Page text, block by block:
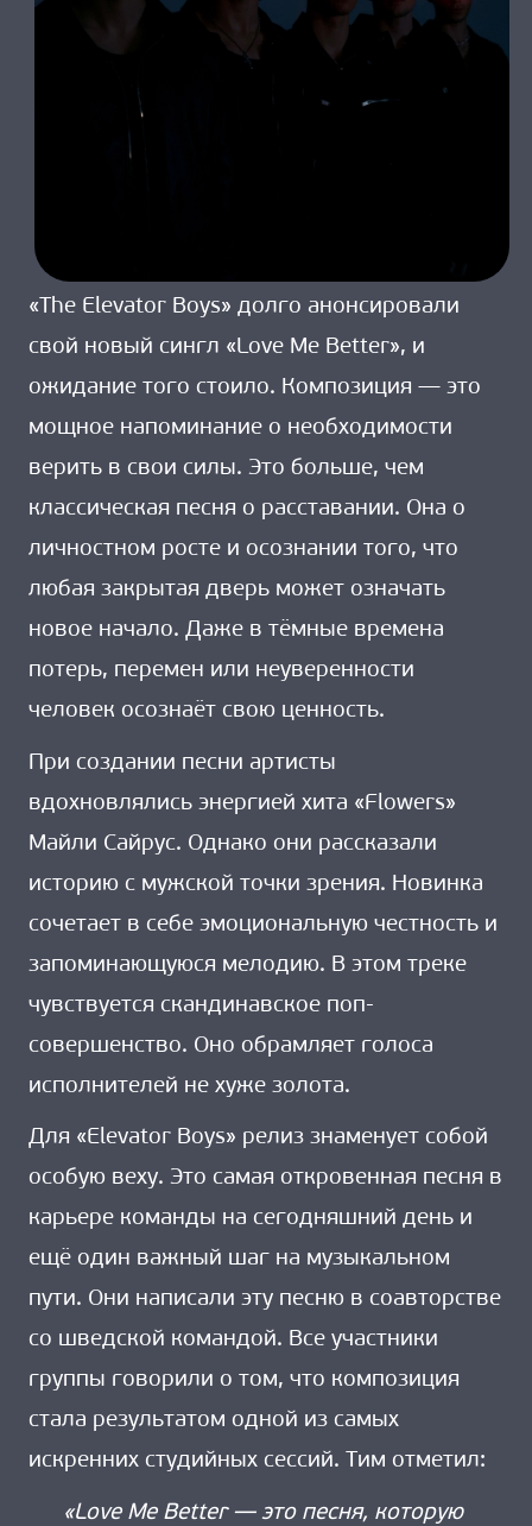
«The Elevator Boys» долго анонсировали
свой новый сингл «Love Me Better», и
ожидание того стоило. Композиция — это
мощное напоминание о необходимости
верить в свои силы. Это больше, чем
классическая песня о расставании. Она о
личностном росте и осознании того, что
любая закрытая дверь может означать
новое начало. Даже в тёмные времена
потерь, перемен или неуверенности
человек осознаёт свою ценность.
При создании песни артисты
вдохновлялись энергией хита «Flowers»
Майли Сайрус. Однако они рассказали
историю с мужской точки зрения. Новинка
сочетает в себе эмоциональную честность и
запоминающуюся мелодию. В этом треке
чувствуется скандинавское поп-
совершенство. Оно обрамляет голоса
исполнителей не хуже золота.
Для «Elevator Boys» релиз знаменует собой
особую веху. Это самая откровенная песня в
карьере команды на сегодняшний день и
ещё один важный шаг на музыкальном
пути. Они написали эту песню в соавторстве
со шведской командой. Все участники
группы говорили о том, что композиция
стала результатом одной из самых
искренних студийных сессий. Тим отметил:
«Love Me Better — это песня, которую